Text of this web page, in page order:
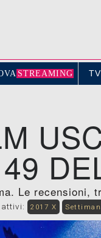
A STREAMING TV
Le recensioni,
2017 X